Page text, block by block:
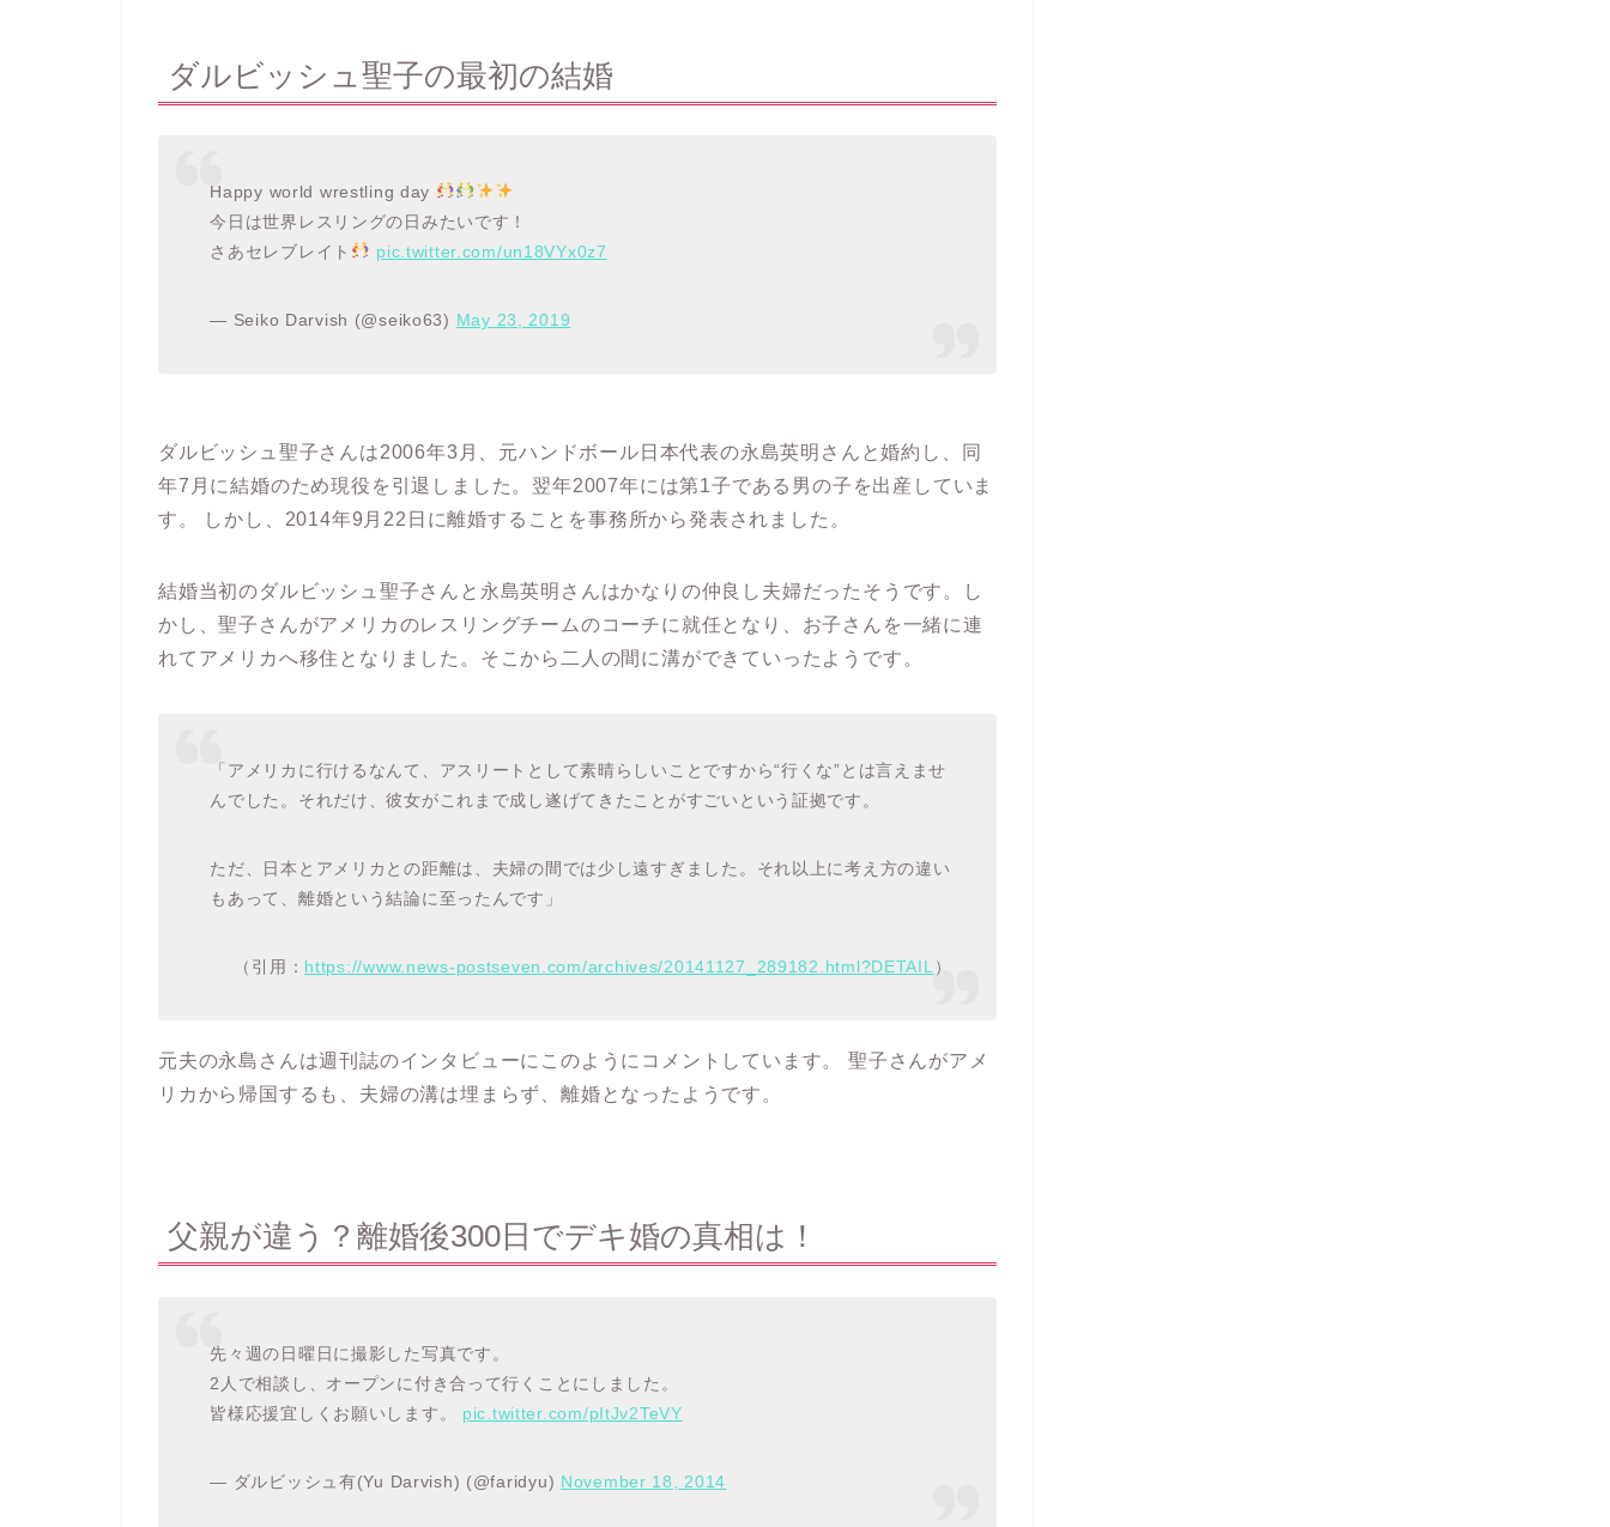
ダルビッシュ聖子の最初の結婚
Happy world wrestling day
今日は世界レスリングの日みたいです！
さあセレブレイト
pic.twitter.com/un18VYx0z7
— Seiko Darvish (@seiko63) May 23, 2019
ダルビッシュ聖子さんは2006年3月、元ハンドボール日本代表の永島英明さんと婚約し、同
年7月に結婚のため現役を引退しました。翌年2007年には第1子である男の子を出産していま
す。
しかし、2014年9月22日に離婚することを事務所から発表されました。
結婚当初のダルビッシュ聖子さんと永島英明さんはかなりの仲良し夫婦だったそうです。し
かし、聖子さんがアメリカのレスリングチームのコーチに就任となり、お子さんを一緒に連
れてアメリカへ移住となりました。そこから二人の間に溝ができていったようです。
「アメリカに行けるなんて、アスリートとして素晴らしいことですから“行くな”とは言えませ
んでした。それだけ、彼女がこれまで成し遂げてきたことがすごいという証拠です。
ただ、日本とアメリカとの距離は、夫婦の間では少し遠すぎました。それ以上に考え方の違い
もあって、離婚という結論に至ったんです」
（引用： https://www.news-postseven.com/archives/20141127_289182.html?DETAIL ）
元夫の永島さんは週刊誌のインタビューにこのようにコメントしています。
聖子さんがアメ
リカから帰国するも、夫婦の溝は埋まらず、離婚となったようです。
父親が違う？離婚後300日でデキ婚の真相は！
先々週の日曜日に撮影した写真です。
2人で相談し、オープンに付き合って行くことにしました。
皆様応援宜しくお願いします。 pic.twitter.com/pItJv2TeVY
— ダルビッシュ有(Yu Darvish) (@faridyu) November 18, 2014